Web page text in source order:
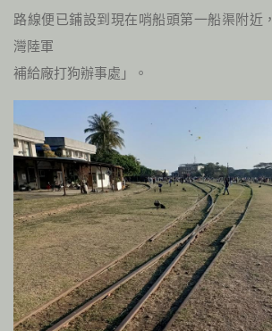
路線便已鋪設到現在哨船頭第一船渠附近
灣陸軍
補給廠打狗辦事處」。